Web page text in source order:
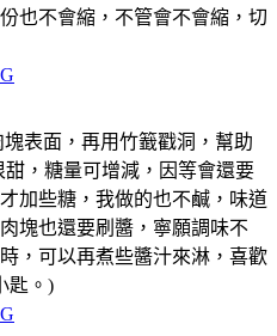
也不會縮，不管會不會縮，切
表面，再用竹籖戳洞，幫助
，糖量可增減，因等會還要
加些糖，我做的也不鹹，味道
塊也還要刷醬，寧願調味不
，可以再煮些醬汁來淋，喜歡
匙。)